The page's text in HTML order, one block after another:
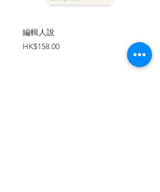
編輯人說
價格
HK$158.00
賣書者
價格